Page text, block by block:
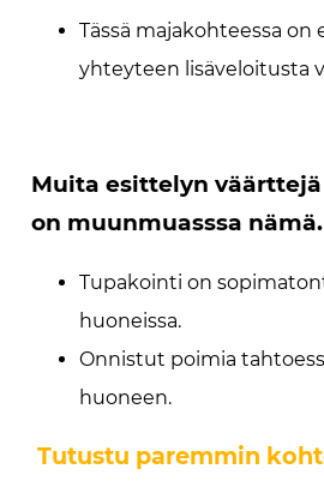
Tässä majakohteessa
yhteyteen lisäveloitusta
Muita esittelyn
on muunmuasssa nämä.
Tupakointi on
huoneissa.
Onnistut poimia
huoneen.
Tutustu paremmin